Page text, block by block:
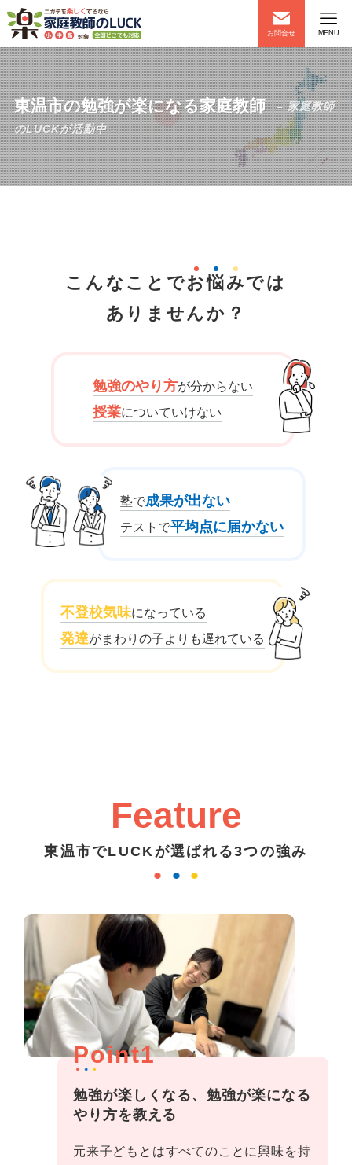
お問合せ MENU
東温市の勉強が楽になる家庭教師
– 家庭教師
のLUCKが活動中 –
こんなことでお悩みでは
ありませんか？
勉強のやり方が分からない
授業についていけない
塾で成果が出ない
テストで平均点に届かない
不登校気味になっている
発達がまわりの子よりも遅れている
Feature
東温市でLUCKが選ばれる3つの強み
Point1
勉強が楽しくなる、勉強が楽になる
やり方を教える
元来子どもとはすべてのことに興味を持